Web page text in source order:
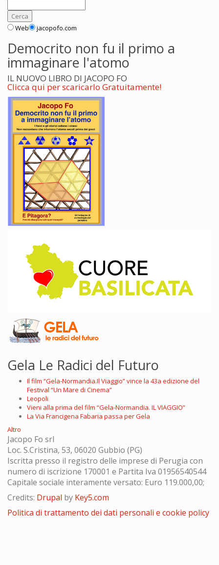
Web jacopofo.com
Democrito non fu il primo a
immaginare l'atomo
IL NUOVO LIBRO DI JACOPO FO
Clicca qui per scaricarlo Gratuitamente!
Gela Le Radici del Futuro
Il film “Gela-Normandia.Il Viaggio” vince la 43a edizione del
Festival “Un Mare di Cinema”
Leopoli
Vieni alla prima del film “Gela-Normandia. IL VIAGGIO”
La Via Francigena Fabaria passa per Gela
Altro
Jacopo Fo srl
Loc. S.Cristina, 53, 06020 Gubbio (PG)
Iscritta presso il registro delle imprese di Perugia con
numero di iscrizione 170001 e Partita Iva 01956540544
Capitale sociale interamente versato: Euro 119.000,00;
Credits: Drupal by Key5.com
Politica di trattamento dei dati personali e cookie policy